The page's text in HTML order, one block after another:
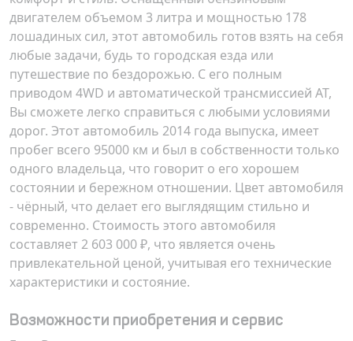
двигателем объемом 3 литра и мощностью 178
лошадиных сил, этот автомобиль готов взять на себя
любые задачи, будь то городская езда или
путешествие по бездорожью. С его полным
приводом 4WD и автоматической трансмиссией AT,
Вы сможете легко справиться с любыми условиями
дорог. Этот автомобиль 2014 года выпуска, имеет
пробег всего 95000 км и был в собственности только
одного владельца, что говорит о его хорошем
состоянии и бережном отношении. Цвет автомобиля
- чёрный, что делает его выглядящим стильно и
современно. Стоимость этого автомобиля
составляет 2 603 000 ₽, что является очень
привлекательной ценой, учитывая его технические
характеристики и состояние.
Возможности приобретения и сервис